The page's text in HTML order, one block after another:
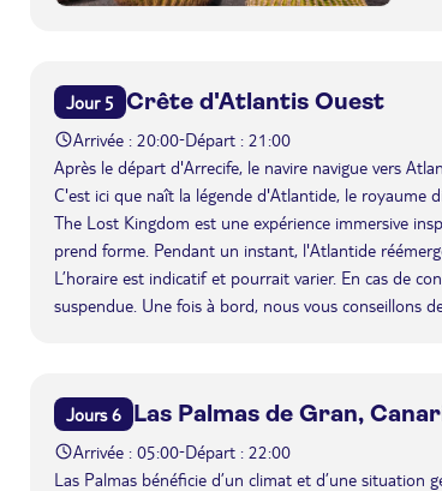
Jour 5 Crête d'Atlantis Ouest
Arrivée : 20:00-Départ : 21:00
Après le départ d'Arrecife, le navire navigue vers
C'est ici que naît la légende d'Atlantide, le royaume
The Lost Kingdom est une expérience immersive
prend forme. Pendant un instant, l'Atlantide
L’horaire est indicatif et pourrait varier. En cas de
suspendue. Une fois à bord, nous vous conseillons
Jours 6 Las Palmas de Gran,
Arrivée : 05:00-Départ : 22:00
Las Palmas bénéficie d’un climat et d’une